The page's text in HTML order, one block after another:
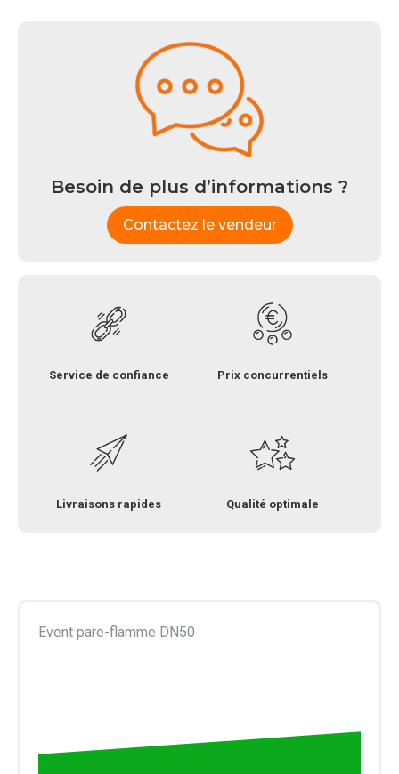
Besoin de plus d’informations ?
Contactez le vendeur
Service de confiance Prix concurrentiels
Livraisons rapides Qualité optimale
Event pare-flamme DN50